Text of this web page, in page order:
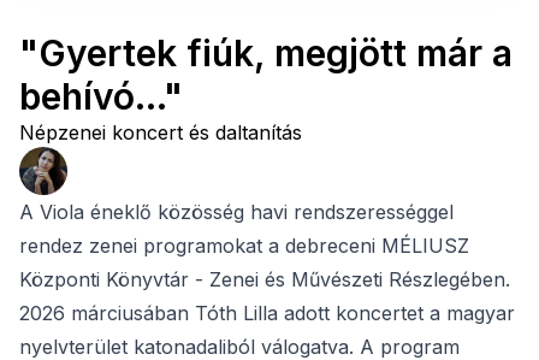
"Gyertek fiúk, megjött már a
behívó..."
Népzenei koncert és daltanítás
A Viola éneklő közösség havi rendszerességgel
rendez zenei programokat a debreceni MÉLIUSZ
Központi Könyvtár - Zenei és Művészeti Részlegében.
2026 márciusában Tóth Lilla adott koncertet a magyar
nyelvterület katonadaliból válogatva. A program